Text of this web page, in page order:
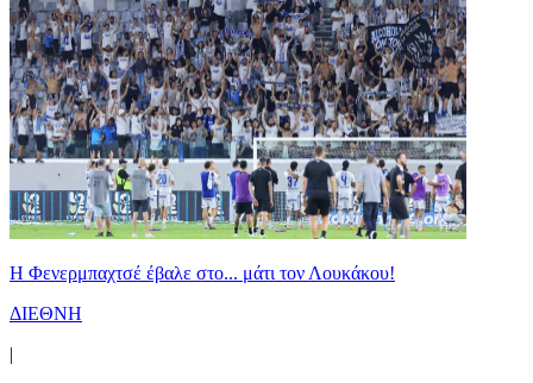
Η Φενερμπαχτσέ έβαλε στο... μάτι τον Λουκάκου!
ΔΙΕΘΝΗ
|